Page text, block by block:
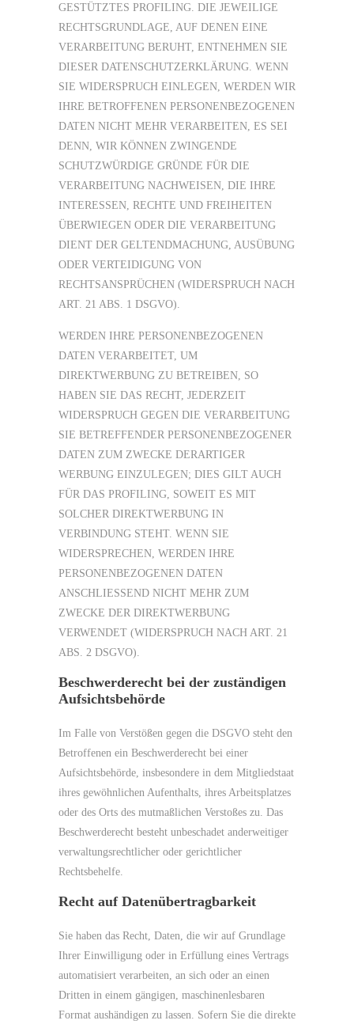
GESTÜTZTES PROFILING. DIE JEWEILIGE
RECHTSGRUNDLAGE, AUF DENEN EINE
VERARBEITUNG BERUHT, ENTNEHMEN SIE
DIESER DATENSCHUTZERKLÄRUNG. WENN
SIE WIDERSPRUCH EINLEGEN, WERDEN WIR
IHRE BETROFFENEN PERSONENBEZOGENEN
DATEN NICHT MEHR VERARBEITEN, ES SEI
DENN, WIR KÖNNEN ZWINGENDE
SCHUTZWÜRDIGE GRÜNDE FÜR DIE
VERARBEITUNG NACHWEISEN, DIE IHRE
INTERESSEN, RECHTE UND FREIHEITEN
ÜBERWIEGEN ODER DIE VERARBEITUNG
DIENT DER GELTENDMACHUNG, AUSÜBUNG
ODER VERTEIDIGUNG VON
RECHTSANSPRÜCHEN (WIDERSPRUCH NACH
ART. 21 ABS. 1 DSGVO).
WERDEN IHRE PERSONENBEZOGENEN
DATEN VERARBEITET, UM
DIREKTWERBUNG ZU BETREIBEN, SO
HABEN SIE DAS RECHT, JEDERZEIT
WIDERSPRUCH GEGEN DIE VERARBEITUNG
SIE BETREFFENDER PERSONENBEZOGENER
DATEN ZUM ZWECKE DERARTIGER
WERBUNG EINZULEGEN; DIES GILT AUCH
FÜR DAS PROFILING, SOWEIT ES MIT
SOLCHER DIREKTWERBUNG IN
VERBINDUNG STEHT. WENN SIE
WIDERSPRECHEN, WERDEN IHRE
PERSONENBEZOGENEN DATEN
ANSCHLIESSEND NICHT MEHR ZUM
ZWECKE DER DIREKTWERBUNG
VERWENDET (WIDERSPRUCH NACH ART. 21
ABS. 2 DSGVO).
Beschwerderecht bei der zuständigen
Aufsichtsbehörde
Im Falle von Verstößen gegen die DSGVO steht den
Betroffenen ein Beschwerderecht bei einer
Aufsichtsbehörde, insbesondere in dem Mitgliedstaat
ihres gewöhnlichen Aufenthalts, ihres Arbeitsplatzes
oder des Orts des mutmaßlichen Verstoßes zu. Das
Beschwerderecht besteht unbeschadet anderweitiger
verwaltungsrechtlicher oder gerichtlicher
Rechtsbehelfe.
Recht auf Datenübertragbarkeit
Sie haben das Recht, Daten, die wir auf Grundlage
Ihrer Einwilligung oder in Erfüllung eines Vertrags
automatisiert verarbeiten, an sich oder an einen
Dritten in einem gängigen, maschinenlesbaren
Format aushändigen zu lassen. Sofern Sie die direkte